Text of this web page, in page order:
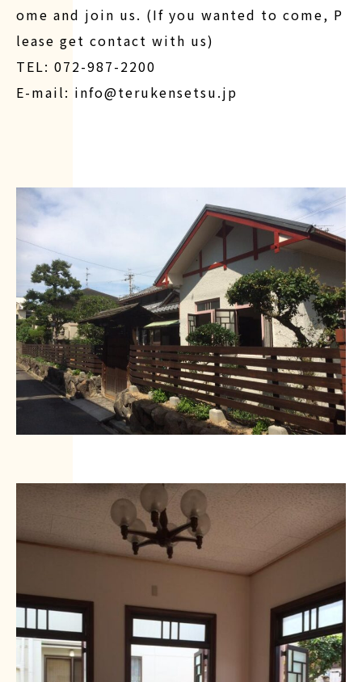
ome and join us. (If you wanted to come, P
lease get contact with us)
TEL: 072-987-2200
E-mail: info@terukensetsu.jp